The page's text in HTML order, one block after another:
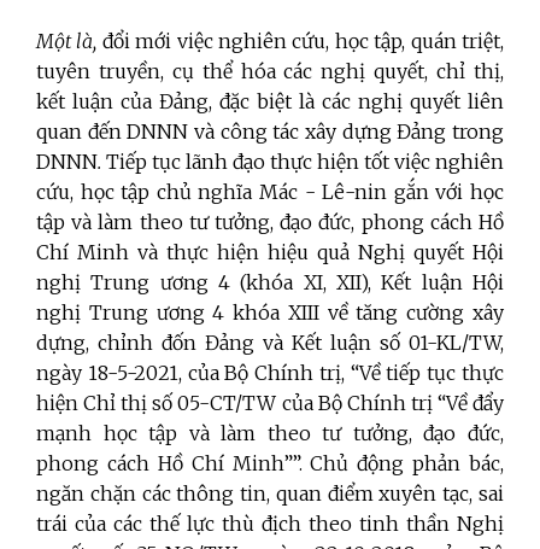
Một là, đổi mới việc nghiên cứu, học tập, quán triệt,
tuyên truyền, cụ thể hóa các nghị quyết, chỉ thị,
kết luận của Đảng, đặc biệt là các nghị quyết liên
quan đến DNNN và công tác xây dựng Đảng trong
DNNN. Tiếp tục lãnh đạo thực hiện tốt việc nghiên
cứu, học tập chủ nghĩa Mác - Lê-nin gắn với học
tập và làm theo tư tưởng, đạo đức, phong cách Hồ
Chí Minh và thực hiện hiệu quả Nghị quyết Hội
nghị Trung ương 4 (khóa XI, XII), Kết luận Hội
nghị Trung ương 4 khóa XIII về tăng cường xây
dựng, chỉnh đốn Đảng và Kết luận số 01-KL/TW,
ngày 18-5-2021, của Bộ Chính trị, “Về tiếp tục thực
hiện Chỉ thị số 05-CT/TW của Bộ Chính trị “Về đẩy
mạnh học tập và làm theo tư tưởng, đạo đức,
phong cách Hồ Chí Minh””. Chủ động phản bác,
ngăn chặn các thông tin, quan điểm xuyên tạc, sai
trái của các thế lực thù địch theo tinh thần Nghị